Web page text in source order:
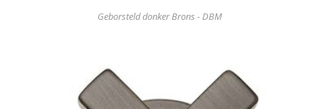
Geborsteld donker Brons - DBM